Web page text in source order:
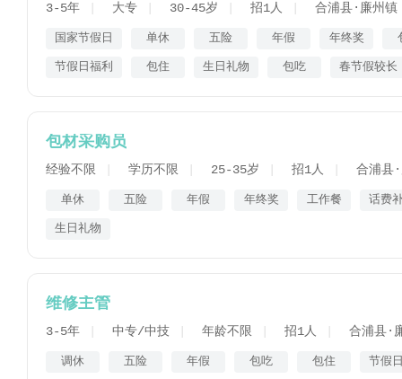
3-5年 大专 30-45岁 招1人 合浦县·廉州镇
国家节假日 单休 五险 年假 年终奖
节假日福利 包住 生日礼物 包吃 春节假较长
包材采购员
经验不限 学历不限 25-35岁 招1人 合浦县
单休 五险 年假 年终奖 工作餐 话费
生日礼物
维修主管
3-5年 中专/中技 年龄不限 招1人 合浦县·
调休 五险 年假 包吃 包住 节假